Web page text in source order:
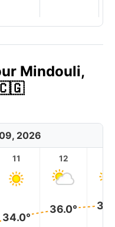
Mindouli,
🇨🇬
2026
11
34.0°
12
36.0°